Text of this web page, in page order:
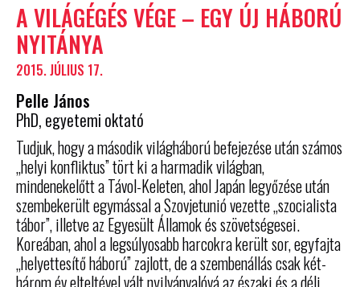
A VILÁGÉGÉS VÉGE – EGY ÚJ HÁBORÚ
NYITÁNYA
2015. JÚLIUS 17.
Pelle János
PhD, egyetemi oktató
Tudjuk, hogy a második világháború befejezése után számos
„helyi konfliktus” tört ki a harmadik világban,
mindenekelőtt a Távol-Keleten, ahol Japán legyőzése után
szembekerült egymással a Szovjetunió vezette „szocialista
tábor”, illetve az Egyesült Államok és szövetségesei.
Koreában, ahol a legsúlyosabb harcokra került sor, egyfajta
„helyettesítő háború” zajlott, de a szembenállás csak két-
három év elteltével vált nyilvánvalóvá az északi és a déli